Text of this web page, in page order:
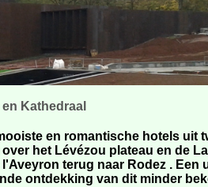
Kathedraal
en romantische hotels uit
het Lévézou plateau en de
terug naar Rodez . Een
ontdekking van dit minder